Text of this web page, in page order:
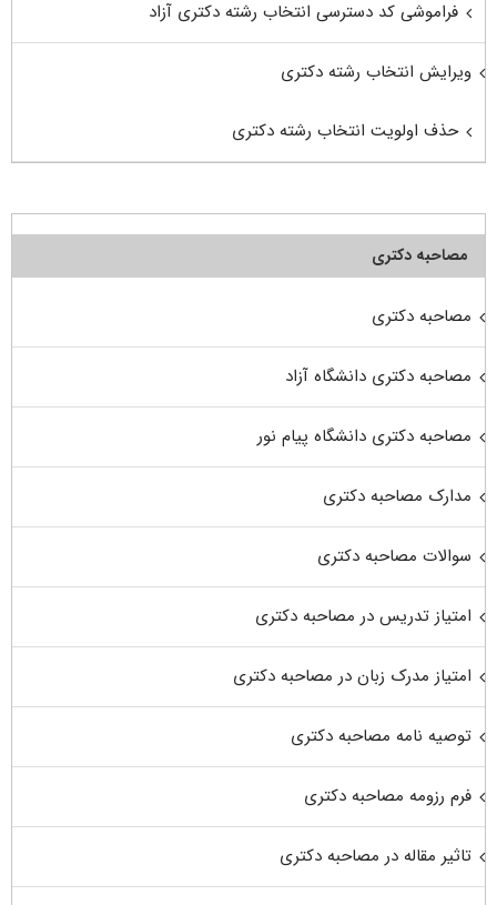
فراموشی کد دسترسی انتخاب رشته دکتری آزاد
ویرایش انتخاب رشته دکتری
حذف اولویت انتخاب رشته دکتری
مصاحبه دکتری
مصاحبه دکتری
مصاحبه دکتری دانشگاه آزاد
مصاحبه دکتری دانشگاه پیام نور
مدارک مصاحبه دکتری
سوالات مصاحبه دکتری
امتیاز تدریس در مصاحبه دکتری
امتیاز مدرک زبان در مصاحبه دکتری
توصیه نامه مصاحبه دکتری
فرم رزومه مصاحبه دکتری
تاثیر مقاله در مصاحبه دکتری